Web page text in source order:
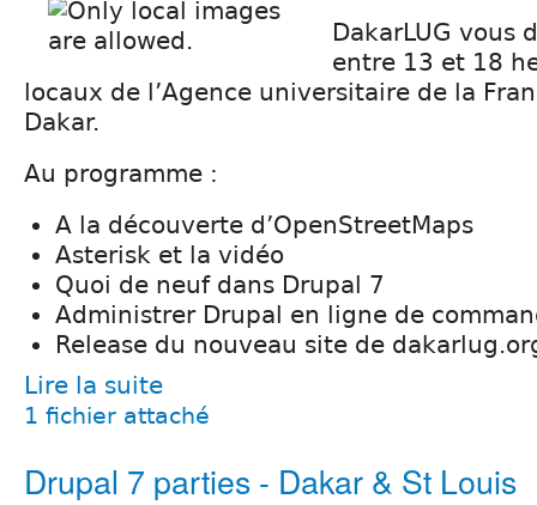
DakarLUG vous
entre 13 et 18
locaux de l’Agence universitaire de la
Dakar.
Au programme :
A la découverte d’OpenStreetMaps
Asterisk et la vidéo
Quoi de neuf dans Drupal 7
Administrer Drupal en ligne de
Release du nouveau site de
Lire la suite
1 fichier attaché
Drupal 7 parties - Dakar & St Louis